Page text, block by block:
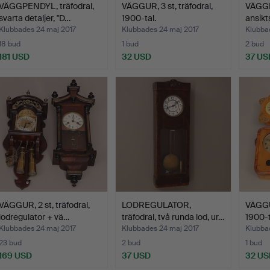
träfodral,
detaljer, "D…
Klubbades 24 maj 2017
bud
USD
VÄGGUR, 3 st, träfodral,
1900-tal.
Klubbades 24 maj 2017
1 bud
32 USD
2 bud
37
2 st, träfodral,
lodregulator + vä…
Klubbades 24 maj 2017
bud
USD
LODREGULATOR,
träfodral, två runda lod, ur…
Klubbades 24 maj 2017
2 bud
37 USD
1900-
1 bud
32